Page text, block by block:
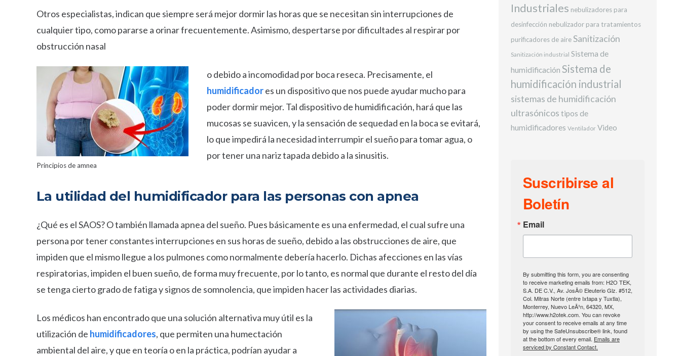
Otros especialistas, indican que siempre será mejor dormir las horas que se necesitan sin interrupciones de
cualquier tipo, como pararse a orinar frecuentemente. Asimismo, despertarse por dificultades al respirar por
obstrucción nasal
Principios de amnea
o debido a incomodidad por boca reseca. Precisamente, el
humidificadores un dispositivo que nos puede ayudar mucho para
poder dormir mejor. Tal dispositivo de humidificación, hará que las
mucosas se suavicen, y la sensación de sequedad en la boca se evitará,
lo que impedirá la necesidad interrumpir el sueño para tomar agua, o
por tener una nariz tapada debido a la sinusitis.
La utilidad del humidificador para las personas con apnea
¿Qué es el SAOS? O también llamada apnea del sueño. Pues básicamente es una enfermedad, el cual sufre una
persona por tener constantes interrupciones en sus horas de sueño, debido a las obstrucciones de aire, que
impiden que el mismo llegue a los pulmones como normalmente debería hacerlo. Dichas afecciones en las vías
respiratorias, impiden el buen sueño, de forma muy frecuente, por lo tanto, es normal que durante el resto del día
se tenga cierto grado de fatiga y signos de somnolencia, que impiden hacer las actividades diarias.
Los médicos han encontrado que una solución alternativa muy útil es la
utilización de humidificadores, que permiten una humectación
ambiental del aire, y que en teoría o en la práctica, podrían ayudar a
Industriales nebulizadores para
desinfección nebulizador para tratamientos
purificadores de aireSanitización
Sanitización industrial Sistema de
humidificación Sistema de
humidificación industrial
sistemas de humidificación
ultrasónicos tipos de
humidificadores Ventilador Video
Suscribirse al
Boletín
Email
By submitting this form, you are consenting
to receive marketing emails from: H2O TEK,
S.A. DE C.V., Av. JosÃ© Eleuterio Glz. #512,
Col. Mitras Norte (entre Ixtapa y Tuxtla),
Monterrey, Nuevo LeÃ³n, 64320, MX,
http://www.h2otek.com. You can revoke
your consent to receive emails at any time
by using the SafeUnsubscribe® link, found
at the bottom of every email. Emails are
serviced by Constant Contact.